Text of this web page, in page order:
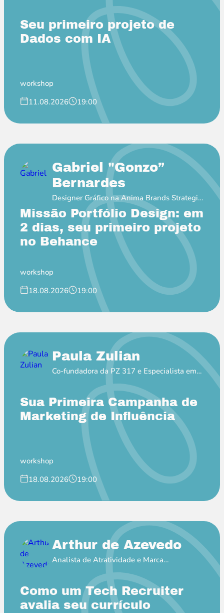
Seu primeiro projeto de
Dados com IA
workshop
11.08.2026
19:00
Gabriel "Gonzo”
Bernardes
Designer Gráfico na Anima Brands Strategic
Soulful Design
Missão Portfólio Design: em
2 dias, seu primeiro projeto
no Behance
workshop
18.08.2026
19:00
Paula Zulian
Co-fundadora da PZ 317 e Especialista em
MKT de Influência
Sua Primeira Campanha de
Marketing de Influência
workshop
18.08.2026
19:00
Arthur de Azevedo
Analista de Atratividade e Marca
Empregadora no Itaú
Como um Tech Recruiter
avalia seu currículo